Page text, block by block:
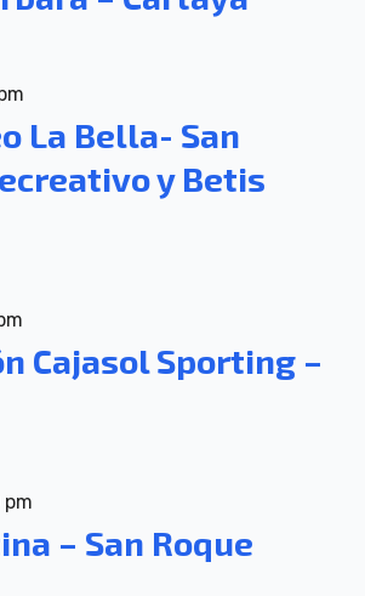
La Bella- San
y Betis
Cajasol Sporting –
pm
– San Roque